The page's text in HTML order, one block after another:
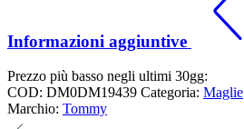
Informazioni aggiuntive
Prezzo più basso negli ultimi 30gg:
COD: DM0DM19439 Categoria: Maglie
Marchio: Tommy